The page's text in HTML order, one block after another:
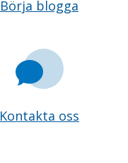
Börja blogga
Kontakta oss